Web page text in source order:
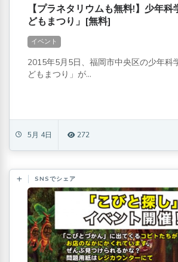
【プラネタリウムも無料!】少年
どもまつり」[無料]
イベント
2015年5月5日、福岡市中央区の少年科
どもまつり」が...
5月 4日 272
SNSでシェア